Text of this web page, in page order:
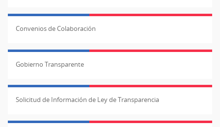
Convenios de Colaboración
Gobierno Transparente
Solicitud de Información de Ley de Transparencia